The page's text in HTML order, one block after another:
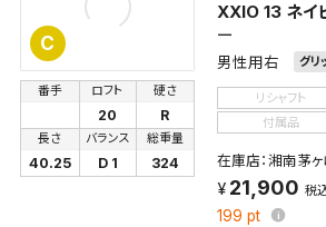
C
XXIO 13 ネイ
ー
男性用右 グリ
番手 ロフト
20
硬さ
R
長さ
40.25
バランス
D 1
総重量
324
リシャフト
付属品
在庫店：湘南茅
21,900 税
199 pt
検索条件を保存
この検索条件をマイページ内「保存
保存します。
よく探す商品を、毎回条件指定するこ